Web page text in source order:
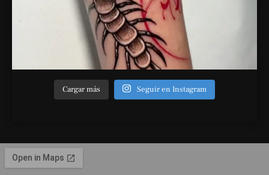
Cargar más Seguir en Instagram